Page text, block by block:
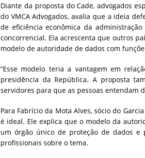
Diante da proposta do Cade, advogados
do VMCA Advogados, avalia que a ideia
de eficiência econômica da
concorrencial. Ela acrescenta que outros
modelo de autoridade de dados com
“Esse modelo teria a vantagem em
presidência da República. A proposta
servidores para que as pessoas entendam
Para Fabrício da Mota Alves, sócio do
é ideal. Ele explica que o modelo da
um órgão único de proteção de dados e
profissionais sobre o tema.